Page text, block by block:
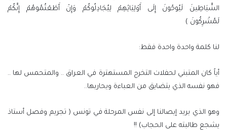
الشَّيَاطِينَ لَيُوحُونَ إِلَى أَوْلِيَائِهِمْ لِيُجَادِلُوكُمْ وَإِنْ أَطَعْتُمُوهُمْ إِنَّكُمْ
لَمُشْرِكُونَ )
لنا كلمة واحدة واحدة فقط:
أياً كان المتبني لحفلات التخرج المستهترة في العراق .. والمتحمس لها ..
فهو نفسه الذي يتضايق من العباءة ويحاربها..
وهو الذي يريد إيصالنا إلى نفس المرحلة في تونس ( تجريم وفصل أستاذ
يشجع طالبته على الحجاب) !!